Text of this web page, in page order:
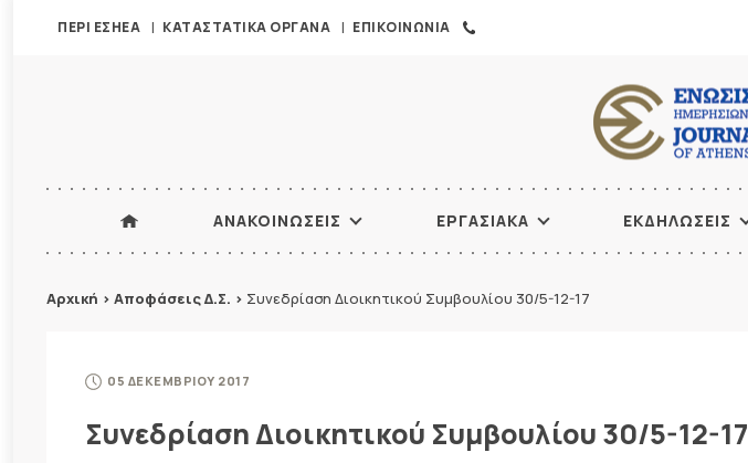
ΠΕΡΙ ΕΣΗΕΑ ΚΑΤΑΣΤΑΤΙΚΑ ΟΡΓΑΝΑ ΕΠΙΚΟΙΝΩΝΙΑ
ΑΝΑΚΟΙΝΩΣΕΙΣ ΕΡΓΑΣΙΑΚΑ ΕΚΔΗΛΩΣΕΙΣ
Αρχική > Αποφάσεις Δ.Σ. > Συνεδρίαση Διοικητικού Συμβουλίου 30/5-12-17
05 ΔΕΚΕΜΒΡΙΟΥ 2017
Συνεδρίαση Διοικητικού Συμβουλίου 30/5-12-17